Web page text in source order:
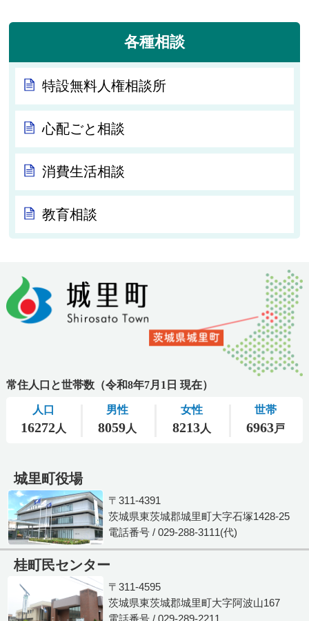
各種相談
特設無料人権相談所
心配ごと相談
消費生活相談
教育相談
城里町役場
〒311-4391
茨城県東茨城郡城里町大字石塚1428-25
電話番号 / 029-288-3111(代)
桂町民センター
〒311-4595
茨城県東茨城郡城里町大字阿波山167